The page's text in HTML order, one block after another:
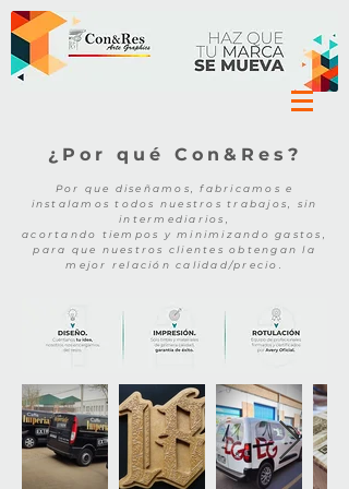
¿Por qué Con&Res?
Por que diseñamos, fabricamos e
instalamos todos nuestros trabajos, sin
intermediarios,
acortando tiempos y minimizando gastos,
para que nuestros clientes obtengan la
mejor relación calidad/precio.